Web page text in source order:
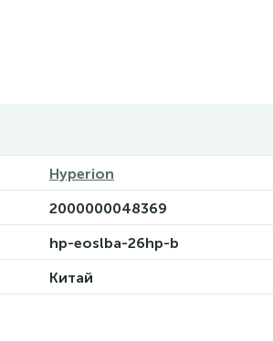
Hyperion
2000000048369
hp-eoslba-26hp-b
Китай